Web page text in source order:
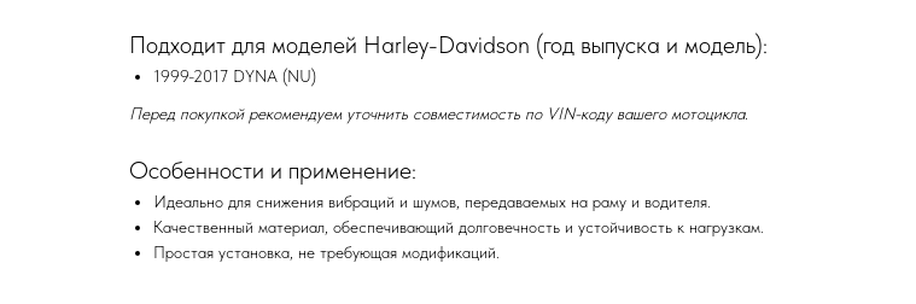
Подходит для моделей Harley-Davidson (год выпуска и модель):
1999-2017 DYNA (NU)
Перед покупкой рекомендуем уточнить совместимость по VIN-коду вашего мотоцикла.
Особенности и применение:
Идеально для снижения вибраций и шумов, передаваемых на раму и водителя.
Качественный материал, обеспечивающий долговечность и устойчивость к нагрузкам.
Простая установка, не требующая модификаций.